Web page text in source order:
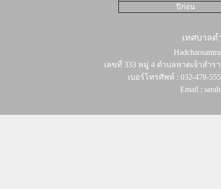
ปีก่อน
เทศบาล
เลขที่ 333 หมู่ 4 ตำบลหาดเจ้าสำร
เบอร์โทรศัพท์ : 032-478-
Email :